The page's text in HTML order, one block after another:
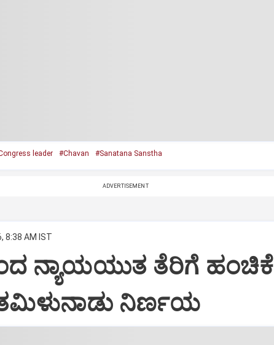
leader #Chavan #Sanatana Sanstha
ADVERTISEMENT
8:38 AM IST
ನ್ಯಾಯಯುತ ತೆರಿಗೆ ಹಂಚಿಕೆ
ನಿರ್ಣಯ